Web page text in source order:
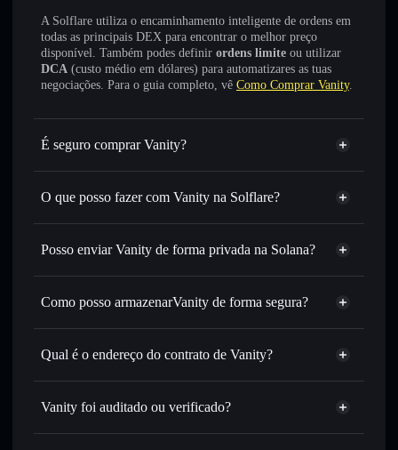
A Solflare utiliza o encaminhamento inteligente de ordens em
todas as principais DEX para encontrar o melhor preço
disponível. Também podes definir ordens limite ou utilizar
DCA (custo médio em dólares) para automatizares as tuas
negociações. Para o guia completo, vê Como Comprar Vanity.
É seguro comprar Vanity?
Vanity não está verificado
O que posso fazer com Vanity na Solflare?
Vanity
Carteira Solflare
Trocar instantaneamente— trocar VANITY por SOL,
encaminhamento inteligente de ordens para obteres o
melhor preço disponível
Utilizar DCA— investir de forma faseada ao longo do
associar publicamente as carteiras usando o Agregador de
Posso enviar Vanity de forma privada na Solana?
Agregador de Privacidade
Solflare Vanity
Como posso armazenarVanity de forma segura?
Vanity
carteira
Agregador de Privacidade
Qual é o endereço do contrato de Vanity?
Vanity
Vanity foi auditado ou verificado?
Vanity não está verificado